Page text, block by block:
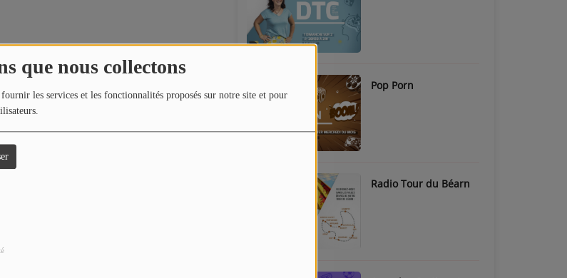
que nous collectons
les services et les fonctionnalités proposés sur notre site et pour
Pop Porn
Radio Tour du Béarn